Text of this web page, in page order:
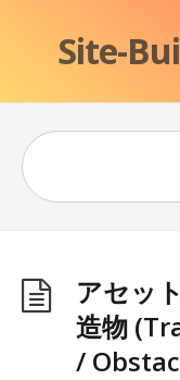
Site-
アセッ
造物
/